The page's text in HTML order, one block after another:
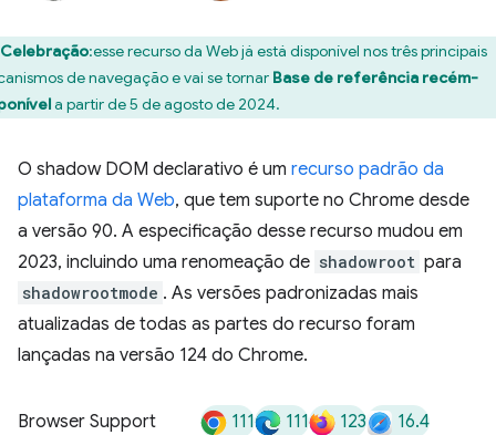
Celebração:esse recurso da Web já está disponível nos três principais
de navegação e vai se tornar Base de referência recém-
a partir de 5 de agosto de 2024.
O shadow DOM declarativo é um recurso padrão da
plataforma da Web, que tem suporte no Chrome desde
a versão 90. A especificação desse recurso mudou em
2023, incluindo uma renomeação de shadowroot para
shadowrootmode . As versões padronizadas mais
atualizadas de todas as partes do recurso foram
lançadas na versão 124 do Chrome.
Browser Support 111 111 123 16.4